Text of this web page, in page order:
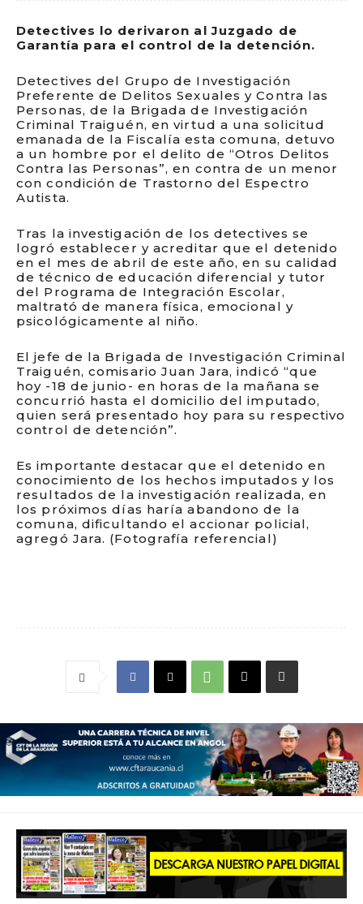
Detectives lo derivaron al Juzgado de
Garantía para el control de la detención.
Detectives del Grupo de Investigación
Preferente de Delitos Sexuales y Contra las
Personas, de la Brigada de Investigación
Criminal Traiguén, en virtud a una solicitud
emanada de la Fiscalía esta comuna, detuvo
a un hombre por el delito de “Otros Delitos
Contra las Personas”, en contra de un menor
con condición de Trastorno del Espectro
Autista.
Tras la investigación de los detectives se
logró establecer y acreditar que el detenido
en el mes de abril de este año, en su calidad
de técnico de educación diferencial y tutor
del Programa de Integración Escolar,
maltrató de manera física, emocional y
psicológicamente al niño.
El jefe de la Brigada de Investigación Criminal
Traiguén, comisario Juan Jara, indicó “que
hoy -18 de junio- en horas de la mañana se
concurrió hasta el domicilio del imputado,
quien será presentado hoy para su respectivo
control de detención”.
Es importante destacar que el detenido en
conocimiento de los hechos imputados y los
resultados de la investigación realizada, en
los próximos días haría abandono de la
comuna, dificultando el accionar policial,
agregó Jara. (Fotografía referencial)